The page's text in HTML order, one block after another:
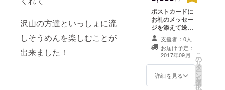
沢山の方達といっしょに流
しそうめんを楽しむことが
出来ました！
”美味しいお
米で食卓に
笑顔をもた
らしたい”と
いう想いで
活動してい
ます。
ポストカードに
お礼のメッセー
ジを添えて送り
ます。支援者：0人
お届け予定：
2017年09月
詳細を見る
こ
の
リ
タ
ー
ン
を
選
択